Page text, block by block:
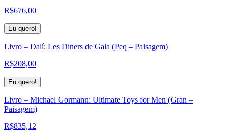
R$676,00
Eu quero!
Livro – Dalí: Les Diners de Gala (Peq – Paisagem)
R$208,00
Eu quero!
Livro – Michael Gormann: Ultimate Toys for Men (Gran –
Paisagem)
R$835,12